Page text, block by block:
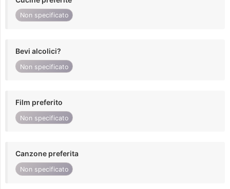
Non specificato
Bevi alcolici?
Non specificato
Film preferito
Non specificato
Canzone preferita
Non specificato